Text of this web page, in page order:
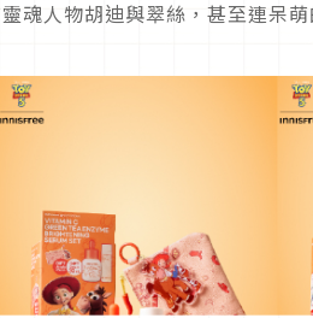
魂人物胡迪與翠絲，甚至連呆